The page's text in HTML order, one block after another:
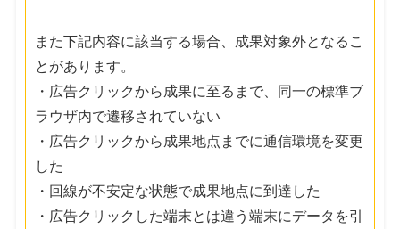
また下記内容に該当する場合、成果対象外となるこ
とがあります。
・広告クリックから成果に至るまで、同一の標準ブ
ラウザ内で遷移されていない
・広告クリックから成果地点までに通信環境を変更
した
・回線が不安定な状態で成果地点に到達した
・広告クリックした端末とは違う端末にデータを引